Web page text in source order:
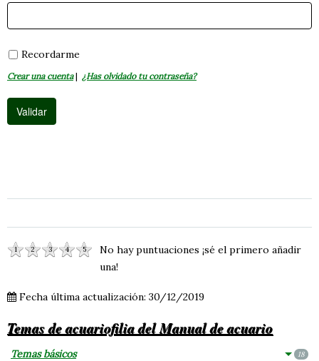
Recordarme
Crear una cuenta| ¿Has olvidado tu contraseña?
1 2 3 4 5
No hay puntuaciones ¡sé el primero añadir
una!
Fecha última actualización: 30/12/2019
Temas de acuariofilia del Manual de acuario
Temas básicos 18